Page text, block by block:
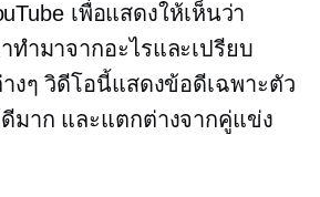
เพื่อแสดงให้เห็นว่า
ทำมาจากอะไรและเปรียบ
งๆ วิดีโอนี้แสดงข้อดีเฉพาะตัว
าก และแตกต่างจากคู่แข่ง